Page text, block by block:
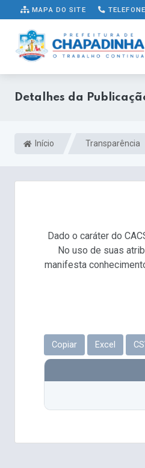
MAPA DO SITE
Detalhes da
Início Transparência
Dado o caráter do
No uso de suas
manifesta
Copiar Excel